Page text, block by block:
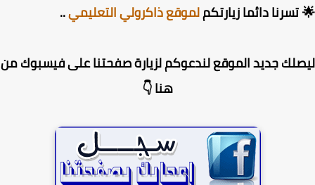
تسرنا دائما زيارتكملموقع ذاكرولي التعليمي..
جديد الموقع لندعوكم لزيارة صفحتنا على فيسبوك من
هنا 👇